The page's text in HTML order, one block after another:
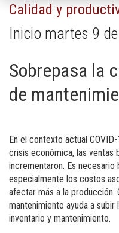
Calidad y
Inicio martes 9
Sobrepasa la
de
En el contexto actual
crisis económica, las ventas
incrementaron. Es
especialmente los costos
afectar más a la
mantenimiento ayuda a
inventario y mantenimiento.